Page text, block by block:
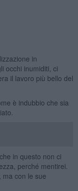
in
occhi inumiditi, ci
il lavoro più bello del
è indubbio che sia
in questo non ci
perché mentirei.
ma con le sue